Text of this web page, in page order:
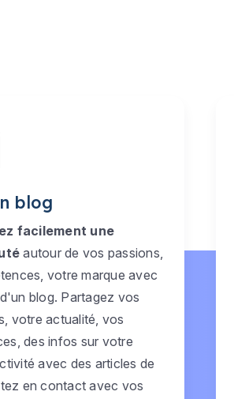
blog
facilement une
autour de vos passions,
votre marque avec
blog. Partagez vos
votre actualité, vos
des infos sur votre
avec des articles de
en contact avec vos